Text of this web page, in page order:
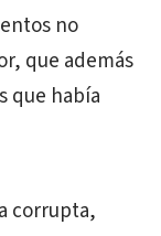
no
que además
que había
corrupta,